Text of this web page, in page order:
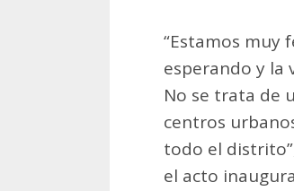
“Estamos muy
esperando y la
No se trata de
centros
todo el
el acto